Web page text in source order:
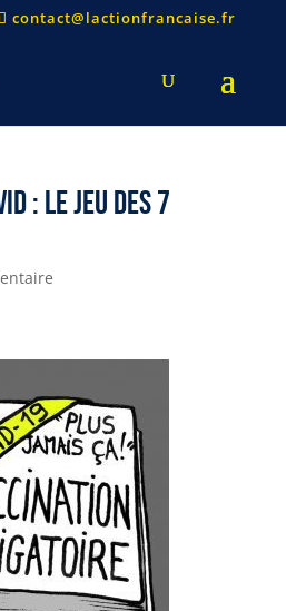
contact@lactionfrancaise.fr
: le jeu des 7